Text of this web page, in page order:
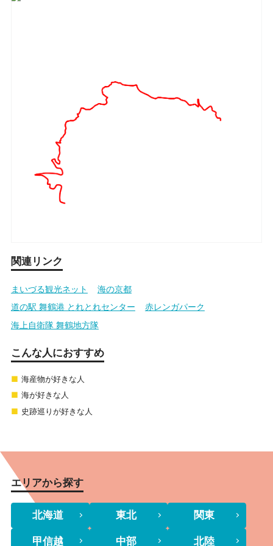
関連リンク
まいづる観光ネット
海の京都
道の駅 舞鶴港 とれとれセンター
赤レンガパーク
海上自衛隊 舞鶴地方隊
こんな人におすすめ
海産物が好きな人
海が好きな人
史跡巡りが好きな人
エリアから探す
北海道 東北 関東
甲信越 中部 北陸